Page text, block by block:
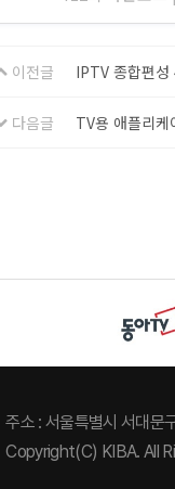
이전글 IPTV 종합편성
다음글 TV용 애플리케
주소 : 서울특별시 서대문
Copyright(C) KIBA. All